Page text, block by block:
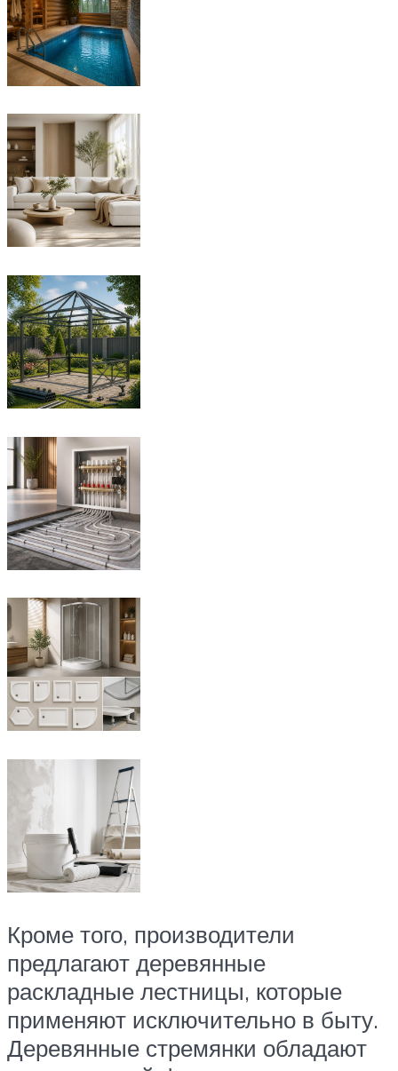
Кроме того, производители
предлагают деревянные
раскладные лестницы, которые
применяют исключительно в быту.
Деревянные стремянки обладают